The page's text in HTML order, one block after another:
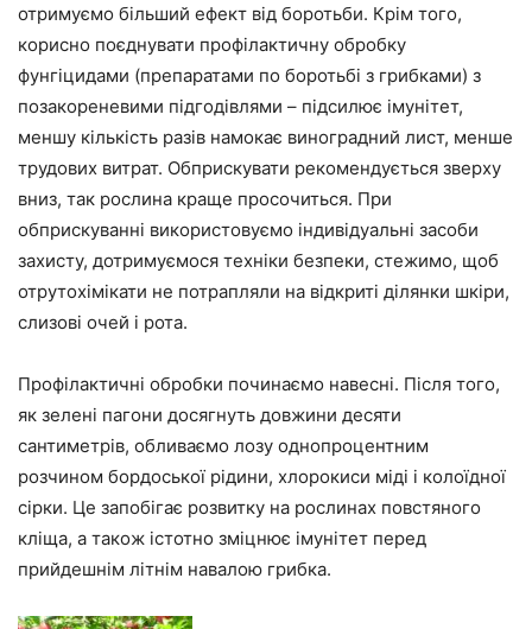
отримуємо більший ефект від боротьби. Крім того,
корисно поєднувати профілактичну обробку
фунгіцидами (препаратами по боротьбі з грибками) з
позакореневими підгодівлями – підсилює імунітет,
меншу кількість разів намокає виноградний лист, менше
трудових витрат. Обприскувати рекомендується зверху
вниз, так рослина краще просочиться. При
обприскуванні використовуємо індивідуальні засоби
захисту, дотримуємося техніки безпеки, стежимо, щоб
отрутохімікати не потрапляли на відкриті ділянки шкіри,
слизові очей і рота.
Профілактичні обробки починаємо навесні. Після того,
як зелені пагони досягнуть довжини десяти
сантиметрів, обливаємо лозу однопроцентним
розчином бордоської рідини, хлорокиси міді і колоїдної
сірки. Це запобігає розвитку на рослинах повстяного
кліща, а також істотно зміцнює імунітет перед
прийдешнім літнім навалою грибка.